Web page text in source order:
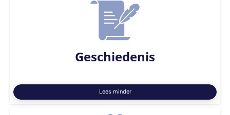
Geschiedenis
Lees minder